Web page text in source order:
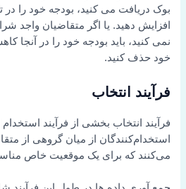
بوک دریافت می کنید، بودجه خود را
افزایش دهید. یا اگر متقاضیان واجد
نمی کنید، باید بودجه خود را در آنجا
خود حذف کنید.
فرآیند انتخاب
فرآیند انتخاب بخشی از فرآیند
استخدام‌کنندگان از میان گروهی از
می‌کنند که برای یک موقعیت خاص